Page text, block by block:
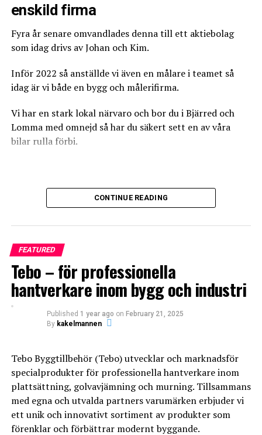
What's Your Reaction?
0
0 0 0
enskild firma
Fyra år senare omvandlades denna till ett aktiebolag
som idag drivs av Johan och Kim.
Inför 2022 så anställde vi även en målare i teamet så
idag är vi både en bygg och målerifirma.
Vi har en stark lokal närvaro och bor du i Bjärred och
Lomma med omnejd så har du säkert sett en av våra
bilar rulla förbi.
Vi tar oss dock an arbete i större delen av Skåne och har
utfört jobb från Ystad till Åhus.
ROT-jobb. Men vi tar oss också an uppdrag mot företag
och föreningar.
När det kommer till arbeten som vi inte själva utför,
CONTINUE READING
FEATURED
Tebo – för professionella
hantverkare inom bygg och industri
Published 1 year ago on February 21, 2025
By kakelmannen
Tebo Byggtillbehör (Tebo) utvecklar och marknadsför
specialprodukter för professionella hantverkare inom
plattsättning, golvavjämning och murning. Tillsammans
med egna och utvalda partners varumärken erbjuder vi
ett unik och innovativt sortiment av produkter som
förenklar och förbättrar modernt byggande.